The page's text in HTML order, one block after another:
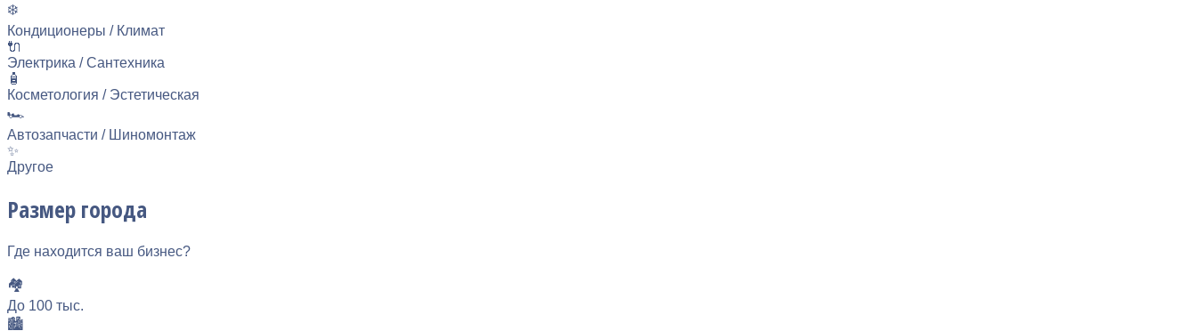
❄️
Кондиционеры / Климат
🔌
Электрика / Сантехника
🧴
Косметология / Эстетическая
🏎️
Автозапчасти / Шиномонтаж
✨
Другое
Размер города
Где находится ваш бизнес?
🏘️
До 100 тыс.
🏙️